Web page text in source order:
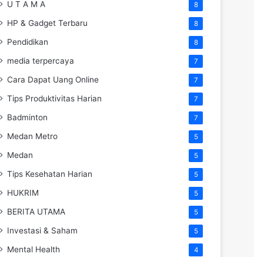
U T A M A 8
HP & Gadget Terbaru 8
Pendidikan 8
media terpercaya 7
Cara Dapat Uang Online 7
Tips Produktivitas Harian 7
Badminton 7
Medan Metro 5
Medan 5
Tips Kesehatan Harian 5
HUKRIM 5
BERITA UTAMA 5
Investasi & Saham 5
Mental Health 4